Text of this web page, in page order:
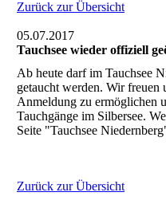
Zurück zur Übersicht
05.07.2017
Tauchsee wieder offiziell
Ab heute darf im Tauchsee
getaucht werden. Wir freuen
Anmeldung zu ermöglichen
Tauchgänge im Silbersee.
Seite "Tauchsee
Zurück zur Übersicht